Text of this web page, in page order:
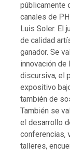
públicamente
canales de
Luis Soler. El
de calidad
ganador. Se
innovación de
discursiva, el
expositivo
también de
También se
el desarrollo
conferencias,
talleres,